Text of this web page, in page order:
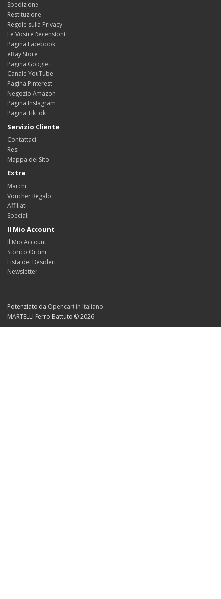
Spedizione
Restituzione
Regole sulla Privacy
Le Vostre Recensioni
Pagina Facebook
eBay Store
Pagina Google+
Canale YouTube
Pagina Pinterest
Negozio Amazon
Pagina Instagram
Pagina TikTok
Servizio Cliente
Contattaci
Resi
Mappa del Sito
Extra
Marchi
Voucher Regalo
Affiliati
Speciali
Il Mio Account
Il Mio Account
Storico Ordini
Lista dei Desideri
Newsletter
Potenziato da Opencart in Italiano
MARTELLI Ferro Battuto © 2026